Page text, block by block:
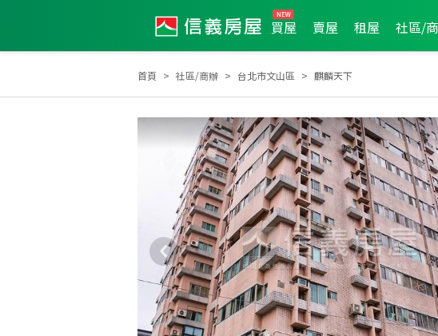
買屋 賣屋 租屋 社區/
首頁 社區/商辦 台北市文山區 麒麟天下
2025年11月業績破百萬經紀人員 2025年9月業績破百萬經紀人員